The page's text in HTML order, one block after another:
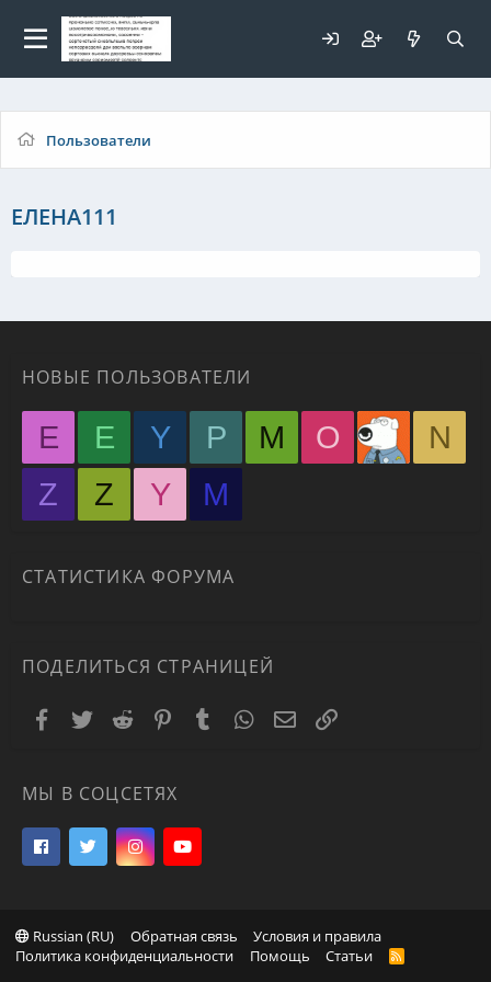
Пользователи
ЕЛЕНА111
НОВЫЕ ПОЛЬЗОВАТЕЛИ
E E Y P M O
N
Z
Z Y М
СТАТИСТИКА ФОРУМА
ПОДЕЛИТЬСЯ СТРАНИЦЕЙ
Facebook
TwitterReddit PinterestTumblrWhatsAppЭлектронная почта
Ссылка
МЫ В СОЦСЕТЯХ
Russian (RU) Обратная связь
Условия и правила
Политика конфиденциальности
Помощь Статьи
R
Для любых предложений по
сайту: elaizik@cp9.ru